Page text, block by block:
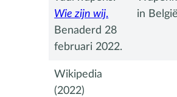
Wie zijn wij.
Benaderd 28
februari 2022.
in België
Wikipedia
(2022)